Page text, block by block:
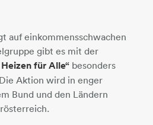
auf einkommensschwachen
gibt es mit der
für Alle“ besonders
Aktion wird in enger
Bund und den Ländern